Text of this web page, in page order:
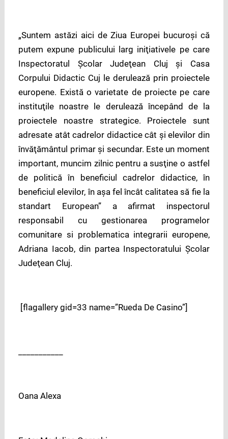
„Suntem astăzi aici de Ziua Europei bucuroşi că
putem expune publicului larg iniţiativele pe care
Inspectoratul Școlar Judeţean Cluj şi Casa
Corpului Didactic Cuj le derulează prin proiectele
europene. Există o varietate de proiecte pe care
instituţile noastre le derulează începând de la
proiectele noastre strategice. Proiectele sunt
adresate atât cadrelor didactice cât şi elevilor din
învăţământul primar şi secundar. Este un moment
important, muncim zilnic pentru a susţine o astfel
de politică în beneficiul cadrelor didactice, în
beneficiul elevilor, în aşa fel încât calitatea să fie la
standart European” a afirmat inspectorul
responsabil cu gestionarea programelor
comunitare si problematica integrarii europene,
Adriana Iacob, din partea Inspectoratului Școlar
Judeţean Cluj.
[flagallery gid=33 name=”Rueda De Casino”]
Oana Alexa